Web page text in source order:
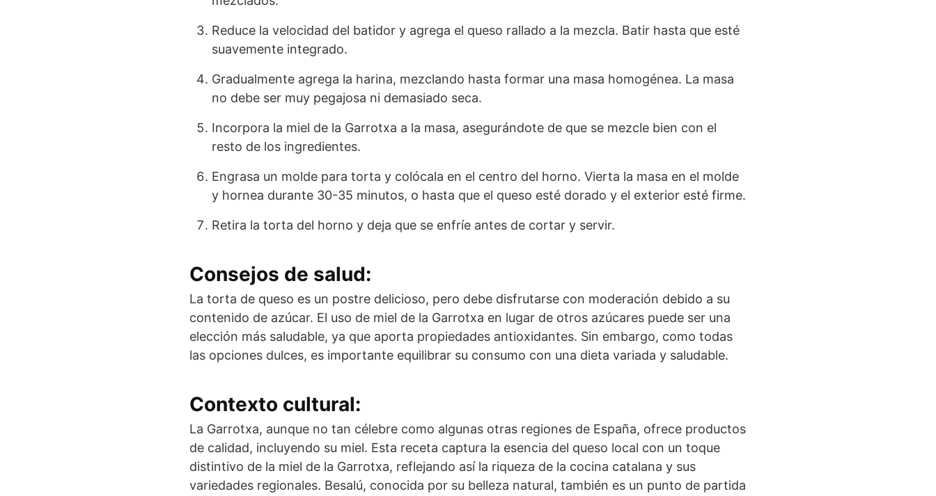
Reduce la velocidad del batidor y agrega el queso rallado a la mezcla. Batir hasta que esté
suavemente integrado.
Gradualmente agrega la harina, mezclando hasta formar una masa homogénea. La masa
no debe ser muy pegajosa ni demasiado seca.
Incorpora la miel de la Garrotxa a la masa, asegurándote de que se mezcle bien con el
resto de los ingredientes.
Engrasa un molde para torta y colócala en el centro del horno. Vierta la masa en el molde
y hornea durante 30-35 minutos, o hasta que el queso esté dorado y el exterior esté firme.
Retira la torta del horno y deja que se enfríe antes de cortar y servir.
Consejos de salud:
La torta de queso es un postre delicioso, pero debe disfrutarse con moderación debido a su
contenido de azúcar. El uso de miel de la Garrotxa en lugar de otros azúcares puede ser una
elección más saludable, ya que aporta propiedades antioxidantes. Sin embargo, como todas
las opciones dulces, es importante equilibrar su consumo con una dieta variada y saludable.
Contexto cultural:
La Garrotxa, aunque no tan célebre como algunas otras regiones de España, ofrece productos
de calidad, incluyendo su miel. Esta receta captura la esencia del queso local con un toque
distintivo de la miel de la Garrotxa, reflejando así la riqueza de la cocina catalana y sus
variedades regionales. Besalú, conocida por su belleza natural, también es un punto de partida